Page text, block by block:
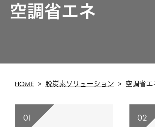
空調省エネ
HOME 脱炭素ソリューション 空調省エ
01 02